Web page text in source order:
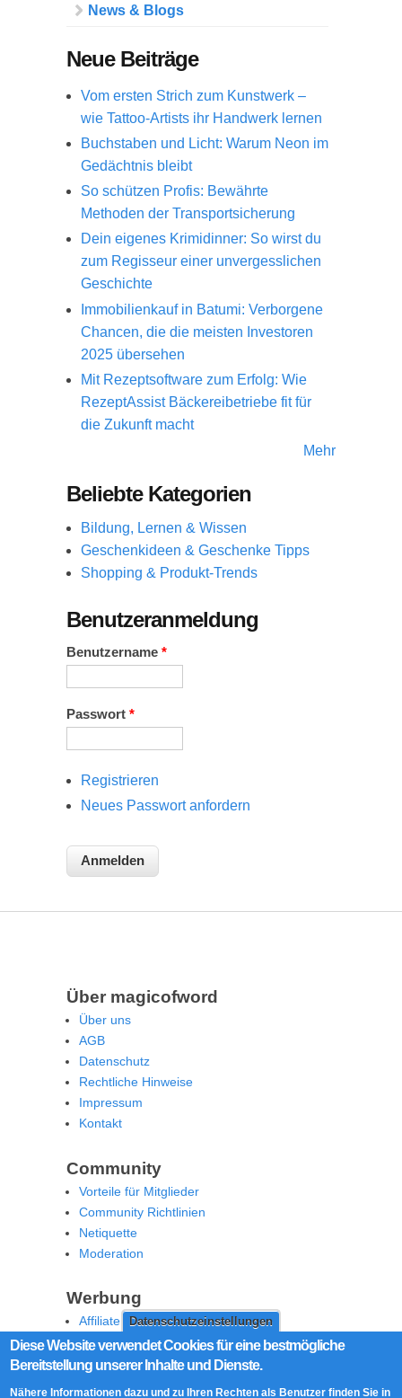
Datenschutzeinstellungen
Diese Website verwendet Cookies für eine bestmögliche
Bereitstellung unserer Inhalte und Dienste.
Nähere Informationen dazu und zu Ihren Rechten als Benutzer finden Sie in
News & Blogs
Neue Beiträge
Vom ersten Strich zum Kunstwerk –
wie Tattoo-Artists ihr Handwerk lernen
Buchstaben und Licht: Warum Neon im
Gedächtnis bleibt
So schützen Profis: Bewährte
Methoden der Transportsicherung
Dein eigenes Krimidinner: So wirst du
zum Regisseur einer unvergesslichen
Geschichte
Immobilienkauf in Batumi: Verborgene
Chancen, die die meisten Investoren
2025 übersehen
Mit Rezeptsoftware zum Erfolg: Wie
RezeptAssist Bäckereibetriebe fit für
die Zukunft macht
Mehr
Beliebte Kategorien
Bildung, Lernen & Wissen
Geschenkideen & Geschenke Tipps
Shopping & Produkt-Trends
Benutzeranmeldung
Benutzername *
Passwort *
Registrieren
Neues Passwort anfordern
Über magicofword
Über uns
AGB
Datenschutz
Rechtliche Hinweise
Impressum
Kontakt
Community
Vorteile für Mitglieder
Community Richtlinien
Netiquette
Moderation
Werbung
Affiliate Offenlegung
Werben Sie auf MoW
Social Media